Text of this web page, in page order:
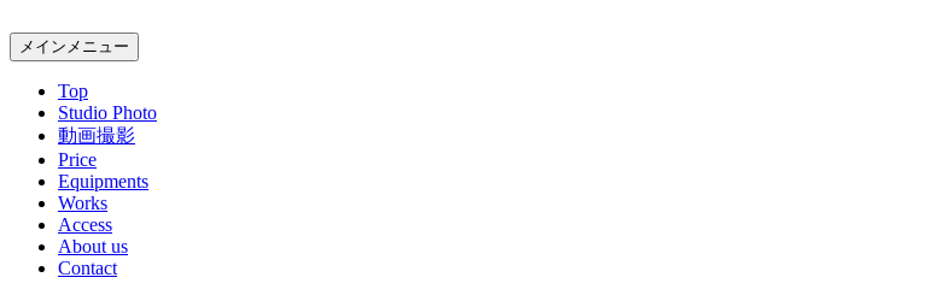
検
索
メインメニュー
Top
Studio Photo
動画撮影
Price
Equipments
Works
Access
About us
Contact